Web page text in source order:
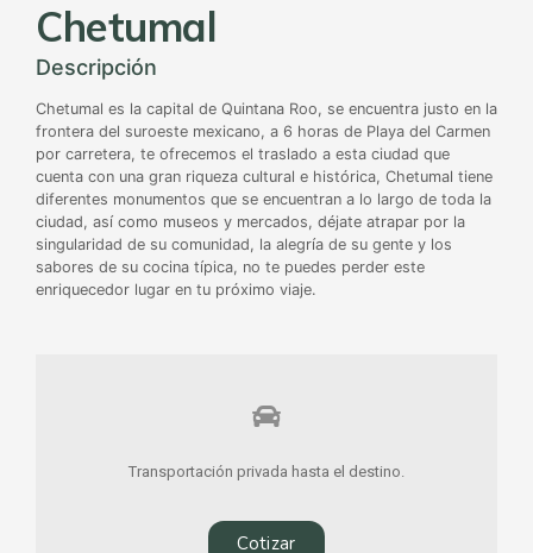
Chetumal
Descripción
Chetumal es la capital de Quintana Roo, se encuentra justo en la
frontera del suroeste mexicano, a 6 horas de Playa del Carmen
por carretera, te ofrecemos el traslado a esta ciudad que
cuenta con una gran riqueza cultural e histórica, Chetumal tiene
diferentes monumentos que se encuentran a lo largo de toda la
ciudad, así como museos y mercados, déjate atrapar por la
singularidad de su comunidad, la alegría de su gente y los
sabores de su cocina típica, no te puedes perder este
enriquecedor lugar en tu próximo viaje.
Transportación privada hasta el destino.
Cotizar